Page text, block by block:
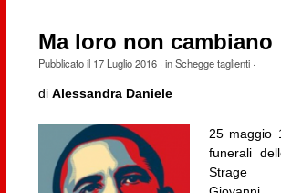
Ma loro non cambiano
Pubblicato il 17 Luglio 2016· inSchegge taglienti·
di Alessandra Daniele
25 maggio
funerali
Strage